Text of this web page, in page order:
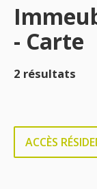
- Carte
2 résultats
ACCÈS